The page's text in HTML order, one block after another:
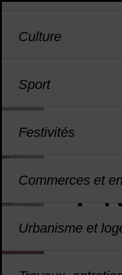
Culture
Sport
Festivités
Commerces et
Urbanisme et